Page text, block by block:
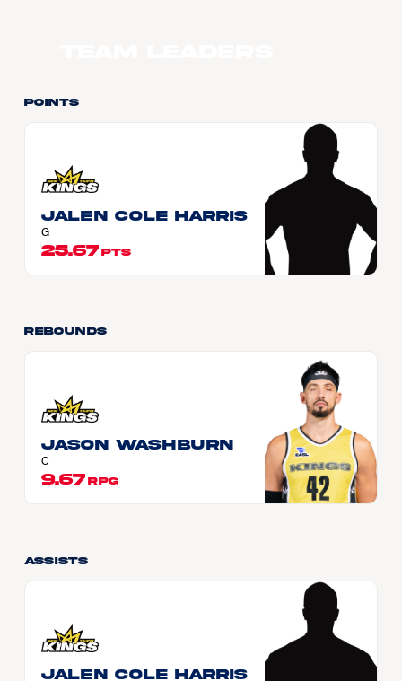
Points
Jalen Cole HARRIS
G
25.67 PTS
Rebounds
Jason WASHBURN
C
9.67 RPG
Assists
Jalen Cole HARRIS